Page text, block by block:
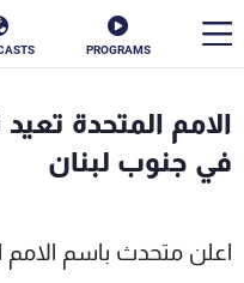
PROGRAMS
الامم المتحدة
في جنوب لبنان
اعلن متحدث باسم الامم
الأخبار